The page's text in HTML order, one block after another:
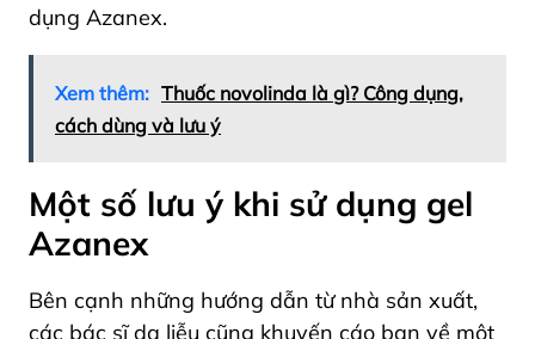
dụng Azanex.
Xem thêm: Thuốc novolinda là gì? Công dụng,
cách dùng và lưu ý
Một số lưu ý khi sử dụng gel
Azanex
Bên cạnh những hướng dẫn từ nhà sản xuất,
các bác sĩ da liễu cũng khuyến cáo bạn về một